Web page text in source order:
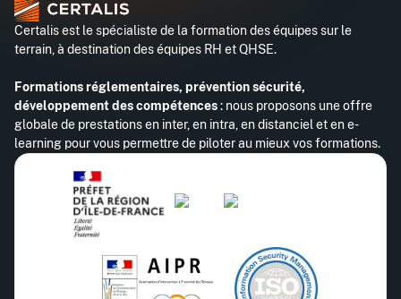
Certalis est le spécialiste de la formation des équipes sur le
terrain, à destination des équipes RH et QHSE.
Formations réglementaires, prévention sécurité,
développement des compétences: nous proposons une offre
globale de prestations en inter, en intra, en distanciel et en e-
learning pour vous permettre de piloter au mieux vos formations.